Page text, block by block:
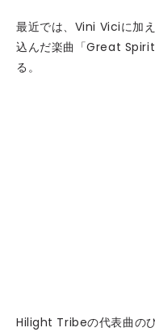
最近では、Vini Viciに加
込んだ楽曲「Great
る。
Hilight Tribeの代表曲の